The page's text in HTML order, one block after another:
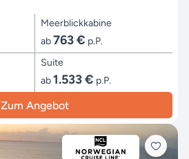
Meerblickkabine
ab763 € p.P.
Suite
ab1.533 € p.P.
Zum Angebot